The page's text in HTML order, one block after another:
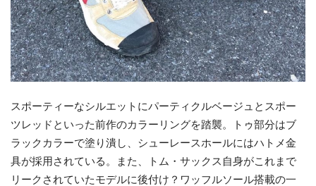
スポーティーなシルエットにパーティクルベージュとスポー
ツレッドといった前作のカラーリングを踏襲。トゥ部分はブ
ラックカラーで塗り潰し、シューレースホールにはハトメ金
具が採用されている。また、トム・サックス自身がこれまで
リークされていたモデルに後付け？ワッフルソール搭載の一